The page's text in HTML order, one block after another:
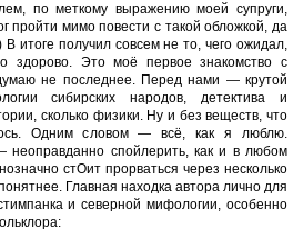
по меткому выражению моей супруги,
пройти мимо повести с такой обложкой, да
итоге получил совсем не то, чего ожидал,
здорово. Это моё первое знакомство с
не последнее. Перед нами — крутой
сибирских народов, детектива и
сколько физики. Ну и без веществ, что
Одним словом — всё, как я люблю.
неоправданно спойлерить, как и в любом
стОит прорваться через несколько
Главная находка автора лично для
и северной мифологии, особенно